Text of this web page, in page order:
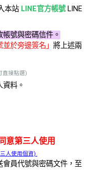
本站 LINE官方帳號LINE
號與密碼信件。
於旁邊簽名」 將上述兩
直接點選)
資料。
意第三人使用
人使用個資)
員代號與密碼文件，至